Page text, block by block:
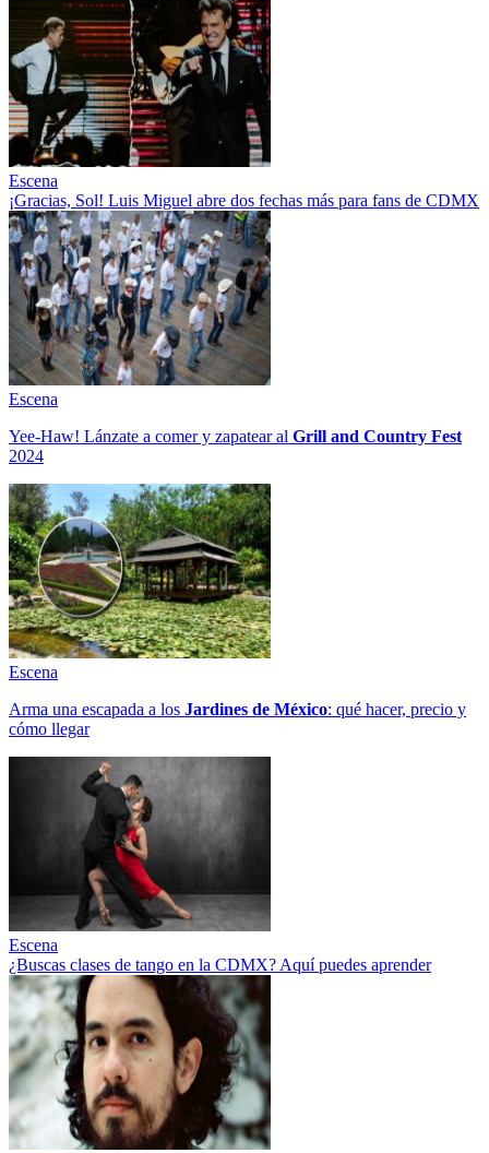
Escena
¡Gracias, Sol! Luis Miguel abre dos fechas más para fans de CDMX
Escena
Yee-Haw! Lánzate a comer y zapatear al Grill and Country Fest
2024
Escena
Arma una escapada a los Jardines de México: qué hacer, precio y
cómo llegar
Escena
¿Buscas clases de tango en la CDMX? Aquí puedes aprender